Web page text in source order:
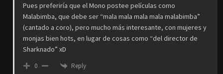
Pues preferiría que el Mono postee películas como
Malabimba, que debe ser “mala mala mala mala malabimba”
(cantado a coro), pero mucho más interesante, con mujeres y
monjas bien hots, en lugar de cosas como “del director de
Sharknado” xD
0 Reply